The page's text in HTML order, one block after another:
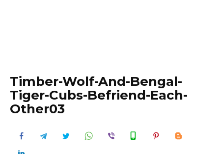
Timber-Wolf-And-Bengal-
Tiger-Cubs-Befriend-Each-
Other03